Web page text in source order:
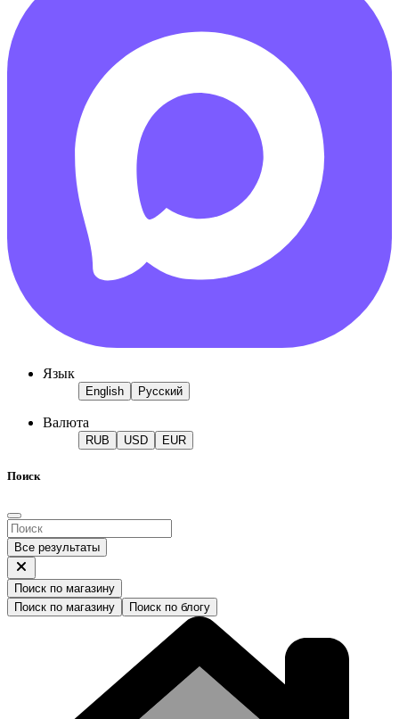
Язык
English Русский
Валюта
RUB USD EUR
Поиск
Все результаты
Поиск по магазину
Поиск по магазину
Поиск по блогу